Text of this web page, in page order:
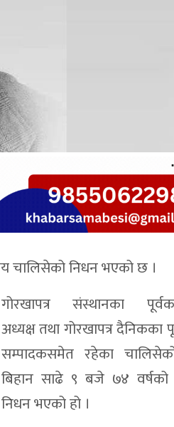
चालिसेको निधन भएको छ ।
गोरखापत्र संस्थानका
अध्यक्ष तथा गोरखापत्र दैनिकका
सम्पादकसमेत रहेका
बिहान साढे ९ बजे ७४ वर्षको
निधन भएको हो ।